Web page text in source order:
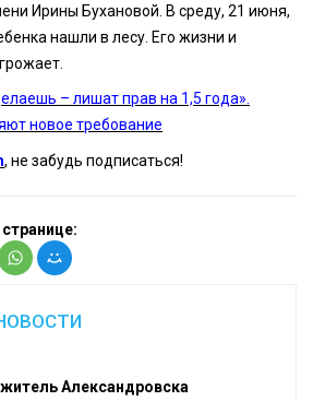
Ирины Бухановой. В среду, 21 июня,
нашли в лесу. Его жизни и
– лишат прав на 1,5 года».
новое требование
, не забудь подписаться!
Александровска